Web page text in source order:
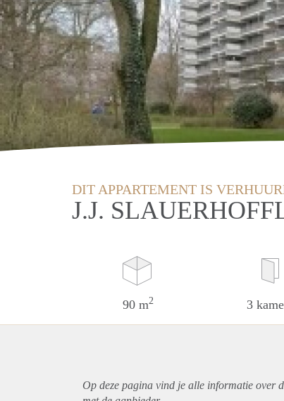
DIT APPARTEMENT IS
J.J.
90 m2 3
Op deze pagina vind je alle informatie over